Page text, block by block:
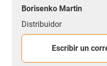
Borisenko Martin
Distribuidor
Escribir un